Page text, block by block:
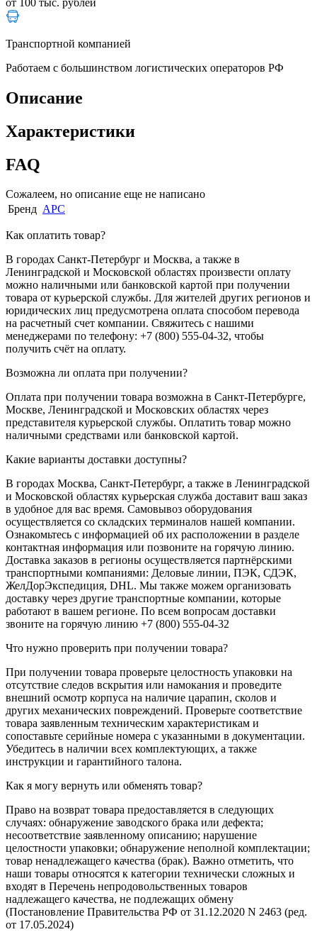
Транспортной компанией
Работаем с большинством логистических операторов РФ
Описание
Характеристики
FAQ
Сожалеем, но описание еще не написано
Бренд APC
Как оплатить товар?
В городах Санкт-Петербург и Москва, а также в
Ленинградской и Московской областях произвести оплату
можно наличными или банковской картой при получении
товара от курьерской службы. Для жителей других регионов и
юридических лиц предусмотрена оплата способом перевода
на расчетный счет компании. Свяжитесь с нашими
менеджерами по телефону: +7 (800) 555-04-32, чтобы
получить счёт на оплату.
Возможна ли оплата при получении?
Оплата при получении товара возможна в Санкт-Петербурге,
Москве, Ленинградской и Московских областях через
представителя курьерской службы. Оплатить товар можно
наличными средствами или банковской картой.
Какие варианты доставки доступны?
В городах Москва, Санкт-Петербург, а также в Ленинградской
и Московской областях курьерская служба доставит ваш заказ
в удобное для вас время. Самовывоз оборудования
осуществляется со складских терминалов нашей компании.
Ознакомьтесь с информацией об их расположении в разделе
контактная информация или позвоните на горячую линию.
Доставка заказов в регионы осуществляется партнёрскими
транспортными компаниями: Деловые линии, ПЭК, СДЭК,
ЖелДорЭкспедиция, DHL. Мы также можем организовать
доставку через другие транспортные компании, которые
работают в вашем регионе. По всем вопросам доставки
звоните на горячую линию +7 (800) 555-04-32
Что нужно проверить при получении товара?
При получении товара проверьте целостность упаковки на
отсутствие следов вскрытия или намокания и проведите
внешний осмотр корпуса на наличие царапин, сколов и
других механических повреждений. Проверьте соответствие
товара заявленным техническим характеристикам и
сопоставьте серийные номера с указанными в документации.
Убедитесь в наличии всех комплектующих, а также
инструкции и гарантийного талона.
Как я могу вернуть или обменять товар?
Право на возврат товара предоставляется в следующих
случаях: обнаружение заводского брака или дефекта;
несоответствие заявленному описанию; нарушение
целостности упаковки; обнаружение неполной комплектации;
товар ненадлежащего качества (брак). Важно отметить, что
наши товары относятся к категории технически сложных и
входят в Перечень непродовольственных товаров
надлежащего качества, не подлежащих обмену
(Постановление Правительства РФ от 31.12.2020 N 2463 (ред.
от 17.05.2024)